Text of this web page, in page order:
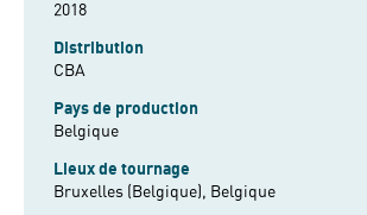
2018
Distribution
CBA
Pays de production
Belgique
Lieux de tournage
Bruxelles (Belgique), Belgique